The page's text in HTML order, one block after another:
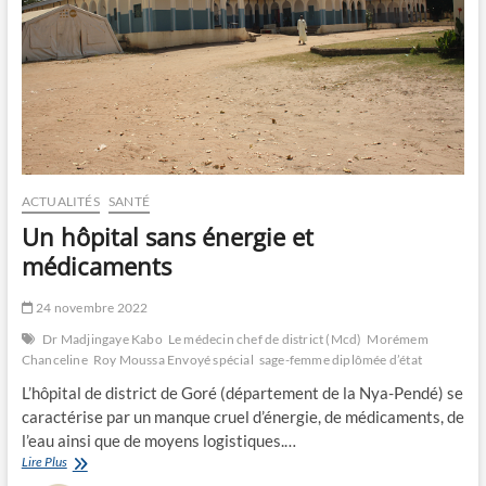
ACTUALITÉS SANTÉ
Un hôpital sans énergie et
médicaments
24 novembre 2022
Dr Madjingaye Kabo Le médecin chef de district (Mcd) Morémem
Chanceline Roy Moussa Envoyé spécial sage-femme diplômée d’état
L’hôpital de district de Goré (département de la Nya-Pendé) se
caractérise par un manque cruel d’énergie, de médicaments, de
l’eau ainsi que de moyens logistiques.…
Lire PlusUn